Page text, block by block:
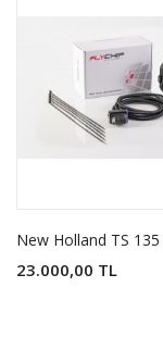
23.000,00 TL